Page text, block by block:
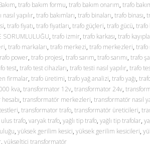
, trafo bakım formu, trafo bakım onarım, trafo
yapılır, trafo bakımları, trafo binaları, trafo binası,
, trafo fiyatı, trafo fiyatları, trafo güçleri, trafo gücü, trafo
SORUMLULUĞU, trafo izmir, trafo karkası, trafo
, trafo markaları, trafo merkezi, trafo merkezleri, trafo
power, trafo projesi, trafo sarım, trafo sarımı, trafo
test, trafo test cihazları, trafo testi nasıl yapılır, trafo
firmalar, trafo üretimi, trafo yağ analizi, trafo yağı,
kva, transformator 12v, transformator 24v,
, transformatör merkezleri, transformatör nasıl
, transformator trafo, transformatör üreticileri,
ulus trafo, varyak trafo, yağlı tip trafo, yağlı tip trafolar,
, yüksek gerilim kesici, yüksek gerilim kesicileri,
, yükseltici transformatör